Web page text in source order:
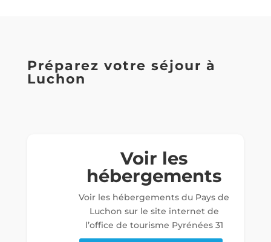
Préparez votre séjour à
Luchon
Voir les
hébergements
Voir les hébergements du Pays de
Luchon sur le site internet de
l’office de tourisme Pyrénées 31